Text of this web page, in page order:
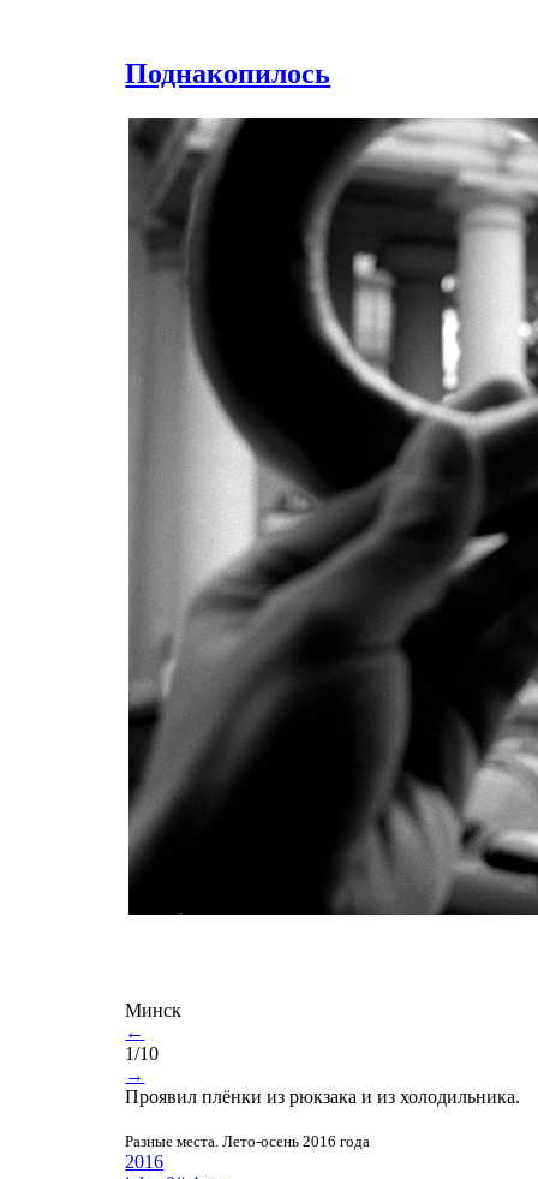
Поднакопилось
Минск
←
1/10
→
Проявил плёнки из рюкзака и из холодильника.
Разные места. Лето-осень 2016 года
2016